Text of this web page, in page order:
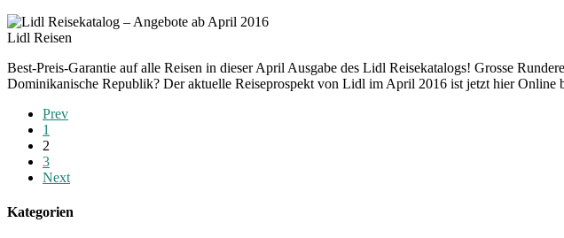
Lidl Reisen
Best-Preis-Garantie auf alle Reisen in dieser April Ausgabe des Lidl Reisekatalogs! Grosse
Dominikanische Republik? Der aktuelle Reiseprospekt von Lidl im April 2016 ist jetzt hier Online
Prev
1
2
3
Next
Kategorien